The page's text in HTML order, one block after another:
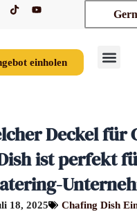
T
i
k
Y
o
b
e
einholen
Deckel für
ist perfekt
18, 2025 Chafing Dish